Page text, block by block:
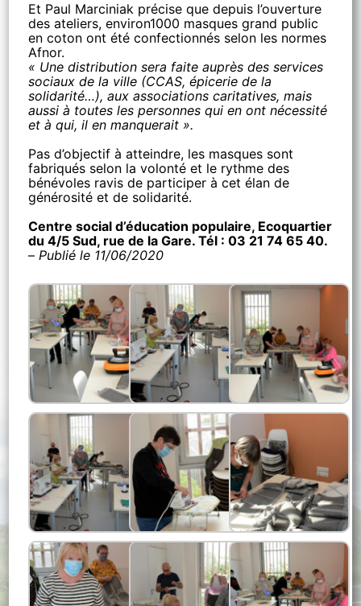
Et Paul Marciniak précise que depuis l’ouverture
des ateliers, environ1000 masques grand public
en coton ont été confectionnés selon les normes
Afnor.
« Une distribution sera faite auprès des services
sociaux de la ville (CCAS, épicerie de la
solidarité…), aux associations caritatives, mais
aussi à toutes les personnes qui en ont nécessité
et à qui, il en manquerait ».
Pas d’objectif à atteindre, les masques sont
fabriqués selon la volonté et le rythme des
bénévoles ravis de participer à cet élan de
générosité et de solidarité.
Centre social d’éducation populaire, Ecoquartier
du 4/5 Sud, rue de la Gare. Tél : 03 21 74 65 40.
–Publié le 11/06/2020